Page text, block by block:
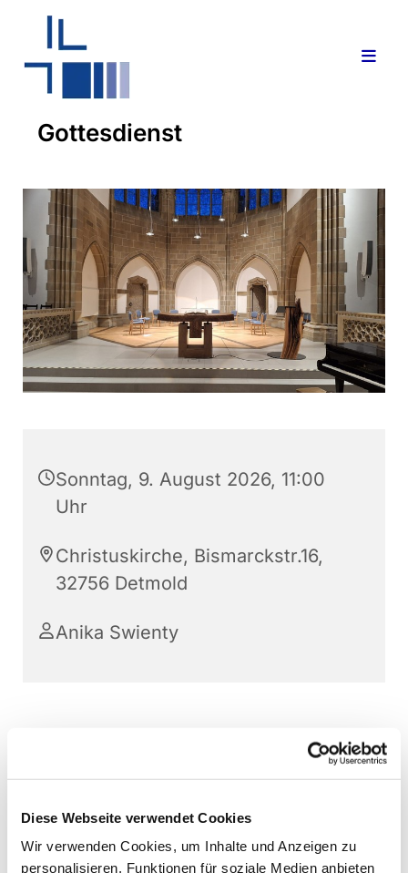
Diese Webseite verwendet Cookies
Wir verwenden Cookies, um Inhalte und Anzeigen zu
personalisieren, Funktionen für soziale Medien anbieten
Gottesdienst
Sonntag, 9. August 2026, 11:00
Uhr
Christuskirche, Bismarckstr.16,
32756 Detmold
Anika Swienty